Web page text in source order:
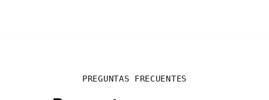
PREGUNTAS FRECUENTES